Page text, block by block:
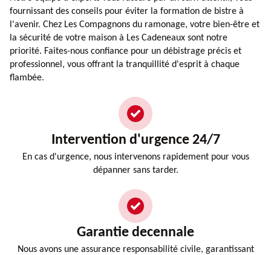
fournissant des conseils pour éviter la formation de bistre à
l'avenir. Chez Les Compagnons du ramonage, votre bien-être et
la sécurité de votre maison à Les Cadeneaux sont notre
priorité. Faites-nous confiance pour un débistrage précis et
professionnel, vous offrant la tranquillité d'esprit à chaque
flambée.
Intervention d'urgence 24/7
En cas d'urgence, nous intervenons rapidement pour vous
dépanner sans tarder.
Garantie decennale
Nous avons une assurance responsabilité civile, garantissant